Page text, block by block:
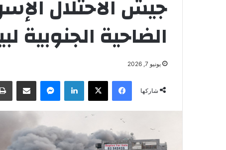
جيش الاحتلال
الضاحية الجنوبية
يونيو 7, 2026
شاركها
فيسبوك لينكدإن